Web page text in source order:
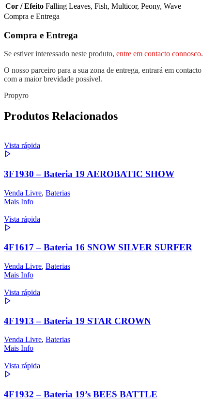
Cor / Efeito Falling Leaves, Fish, Multicor, Peony, Wave
Compra e Entrega
Compra e Entrega
Se estiver interessado neste produto, entre em contacto connosco.
O nosso parceiro para a sua zona de entrega, entrará em contacto
com a maior brevidade possível.
Propyro
Produtos Relacionados
Vista rápida
3F1930 – Bateria 19 AEROBATIC SHOW
Venda Livre, Baterias
Mais Info
Vista rápida
4F1617 – Bateria 16 SNOW SILVER SURFER
Venda Livre, Baterias
Mais Info
Vista rápida
4F1913 – Bateria 19 STAR CROWN
Venda Livre, Baterias
Mais Info
Vista rápida
4F1932 – Bateria 19’s BEES BATTLE